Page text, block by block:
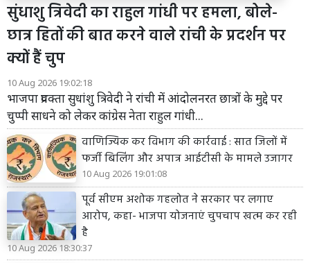
सुंधाशु त्रिवेदी का राहुल गांधी पर हमला, बोले-
छात्र हितों की बात करने वाले रांची के प्रदर्शन पर
क्यों हैं चुप
10 Aug 2026 19:02:18
भाजपा प्रवक्ता सुधांशु त्रिवेदी ने रांची में आंदोलनरत छात्रों के मुद्दे पर
चुप्पी साधने को लेकर कांग्रेस नेता राहुल गांधी...
वाणिज्यिक कर विभाग की कार्रवाई : सात जिलों में
फर्जी बिलिंग और अपात्र आईटीसी के मामले उजागर
10 Aug 2026 19:01:08
पूर्व सीएम अशोक गहलोत ने सरकार पर लगाए
आरोप, कहा- भाजपा योजनाएं चुपचाप खत्म कर रही
है
10 Aug 2026 18:30:37